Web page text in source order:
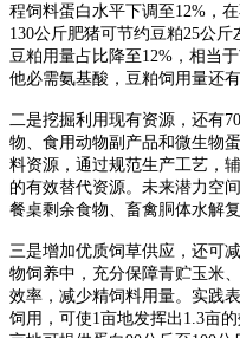
程饲料蛋白水平下调至12%，
130公斤肥猪可节约豆粕25公
豆粕用量占比降至12%，相当
他必需氨基酸，豆粕饲用量还
二是挖掘利用现有资源，还有
物、食用动物副产品和微生物
料资源，通过规范生产工艺，
的有效替代资源。未来潜力空
餐桌剩余食物、畜禽胴体水解
三是增加优质饲草供应，还可
物饲养中，充分保障青贮玉米
效率，减少精饲料用量。实践
饲用，可使1亩地发挥出1.3亩